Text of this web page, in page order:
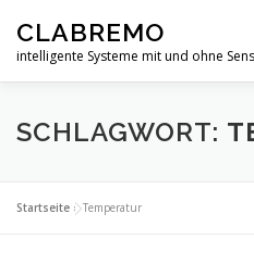
Inhalt
springen
CLABREMO
intelligente Systeme mit und ohne
START PRODUKTE
DATENSCHUTZERKLÄRUNG
SCHLAGWORT:
Startseite »Temperatur